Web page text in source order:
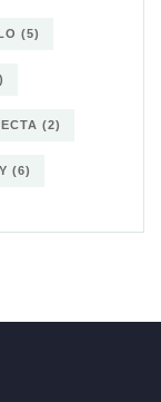
(5)
(2)
(6)